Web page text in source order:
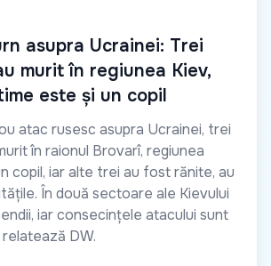
asupra Ucrainei: Trei
murit în regiunea Kiev,
este și un copil
atac rusesc asupra Ucrainei, trei
în raionul Brovarî, regiunea
copil, iar alte trei au fost rănite, au
În două sectoare ale Kievului
iar consecințele atacului sunt
DW.